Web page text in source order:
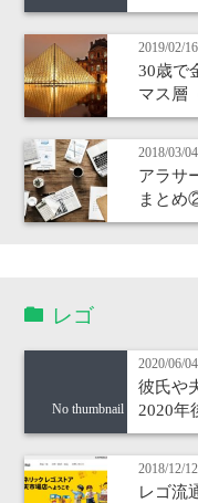
2019/02/16
30歳で
マス層
2018/03/04
アラサ
まとめ
レゴ
No thumbnail
2020/06/04
彼氏や
2020年
2018/12/12
レゴ流